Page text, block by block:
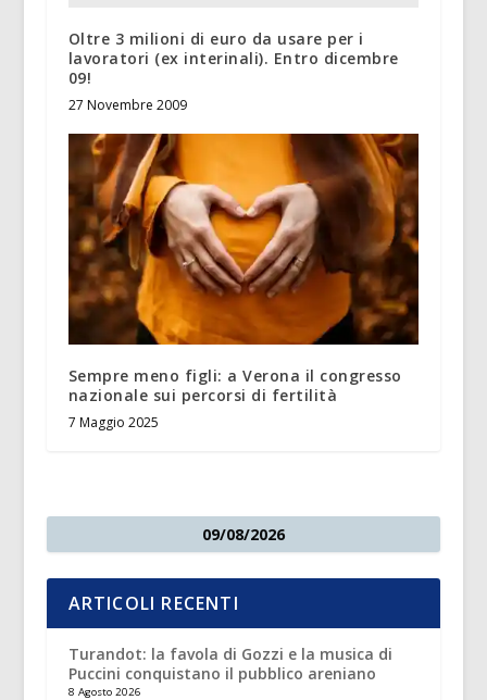
Oltre 3 milioni di euro da usare per i
lavoratori (ex interinali). Entro dicembre
09!
27 Novembre 2009
Sempre meno figli: a Verona il congresso
nazionale sui percorsi di fertilità
7 Maggio 2025
09/08/2026
ARTICOLI RECENTI
Turandot: la favola di Gozzi e la musica di
Puccini conquistano il pubblico areniano
8 Agosto 2026